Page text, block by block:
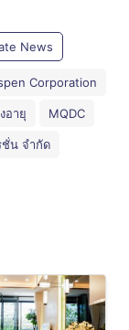
News
Corporation
อายุ MQDC
ชั่น จำกัด